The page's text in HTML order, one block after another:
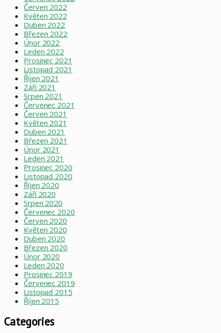
Červen 2022
Květen 2022
Duben 2022
Březen 2022
Únor 2022
Leden 2022
Prosinec 2021
Listopad 2021
Říjen 2021
Září 2021
Srpen 2021
Červenec 2021
Červen 2021
Květen 2021
Duben 2021
Březen 2021
Únor 2021
Leden 2021
Prosinec 2020
Listopad 2020
Říjen 2020
Září 2020
Srpen 2020
Červenec 2020
Červen 2020
Květen 2020
Duben 2020
Březen 2020
Únor 2020
Leden 2020
Prosinec 2019
Červenec 2019
Listopad 2015
Říjen 2015
Categories